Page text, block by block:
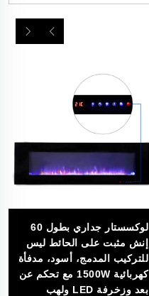
لوكسستار جداري بطول 60
إنش مثبت على الحائط ليس
للتركيب المدمج، أسود، مدفأة
كهربائية 1500W مع تحكم عن
بعد وزخرفة LED ولهب